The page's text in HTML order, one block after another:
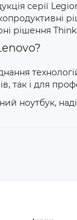
серії
рішення
так і для
ноутбук,